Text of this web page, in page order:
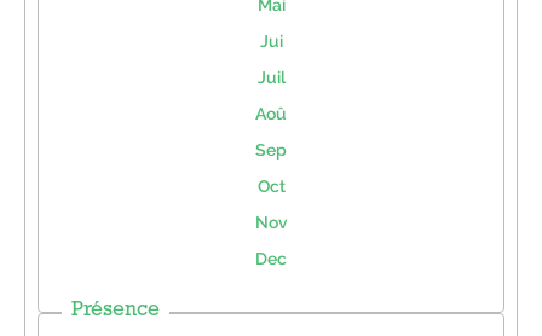
Mai
Jui
Juil
Aoû
Sep
Oct
Nov
Dec
Présence